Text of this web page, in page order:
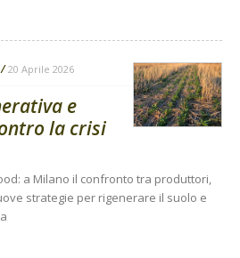
20 Aprile 2026
e
la crisi
a Milano il confronto tra produttori,
strategie per rigenerare il suolo e